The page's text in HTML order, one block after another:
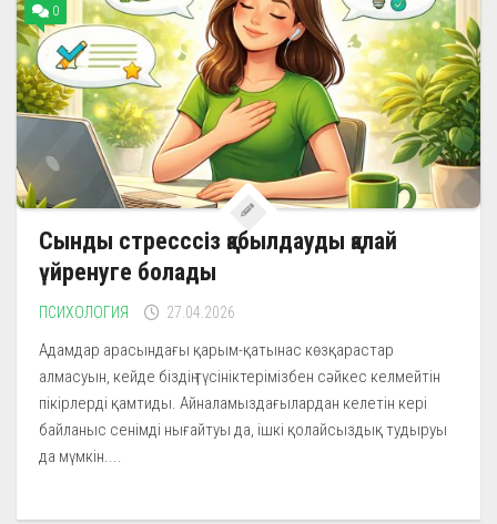
0
Сынды стресссіз қабылдауды қалай
үйренуге болады
ПСИХОЛОГИЯ 27.04.2026
Адамдар арасындағы қарым-қатынас көзқарастар
алмасуын, кейде біздің түсініктерімізбен сәйкес келмейтін
пікірлерді қамтиды. Айналамыздағылардан келетін кері
байланыс сенімді нығайтуы да, ішкі қолайсыздық тудыруы
да мүмкін....